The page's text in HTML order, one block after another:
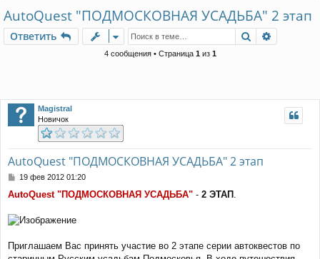
ел
AutoQuest "ПОДМОСКОВНАЯ УСАДЬБА" 2 этап
Ответить Поиск
4 сообщения • Страница 1из 1
Magistral
Новичок
AutoQuest "ПОДМОСКОВНАЯ УСАДЬБА" 2 этап
С
о
щ
и
19 фев 2012 01:20
AutoQuest "ПОДМОСКОВНАЯ УСАДЬБА" - 2 ЭТАП
Приглашаем Вас принять участие во 2 этапе серии автоквестов по